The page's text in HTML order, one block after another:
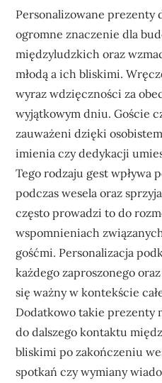
Personalizowane prezenty
ogromne znaczenie dla
międzyludzkich oraz
młodą a ich bliskimi.
wyraz wdzięczności za
wyjątkowym dniu. Goście
zauważeni dzięki
imienia czy dedykacji
Tego rodzaju gest wpływa
podczas wesela oraz
często prowadzi to do
wspomnieniach
gośćmi. Personalizacja
każdego zaproszonego
się ważny w kontekście
Dodatkowo takie prezenty
do dalszego kontaktu
bliskimi po zakończeniu
spotkań czy wymiany